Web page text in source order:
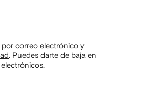
por correo electrónico y
Puedes darte de baja en